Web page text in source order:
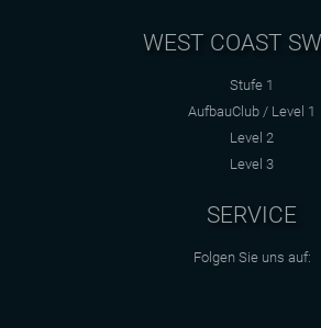
WEST COAST
Stufe 1
AufbauClub / Level 1
Level 2
Level 3
SERVICE
Folgen Sie uns auf: